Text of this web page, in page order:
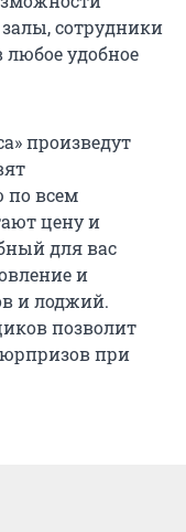
сотрудники
удобное
произведут
всем
цену и
для вас
и
и лоджий.
позволит
при